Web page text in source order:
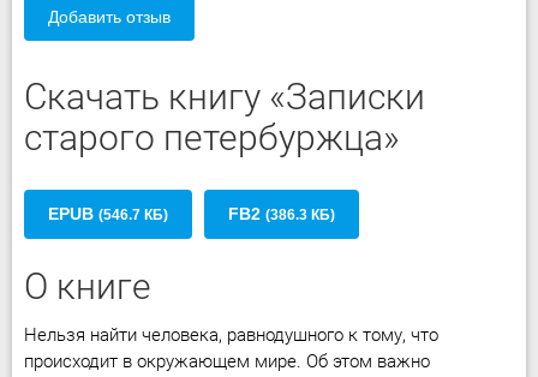
Добавить отзыв
Скачать книгу «Записки
старого петербуржца»
EPUB (546.7 КБ) FB2 (386.3 КБ)
О книге
Нельзя найти человека, равнодушного к тому, что
происходит в окружающем мире. Об этом важно